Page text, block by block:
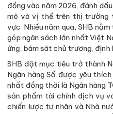
đồng vào năm 2026, đánh
mô và vị thế trên thị trường
vực. Nhiều năm qua, SHB
góp ngân sách lớn nhất Việt
ứng, bám sát chủ trương,
SHB đặt mục tiêu trở thành
Ngân hàng Số được yêu
nhất đồng thời là Ngân hàng
sản phẩm tài chính dịch vụ
chiến lược tư nhân và Nhà